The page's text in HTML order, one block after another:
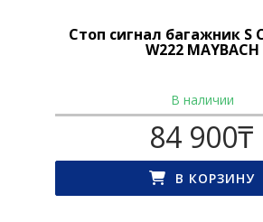
Стоп сигнал багажник S
W222 MAYBACH
В наличии
84 900₸
В КОРЗИНУ